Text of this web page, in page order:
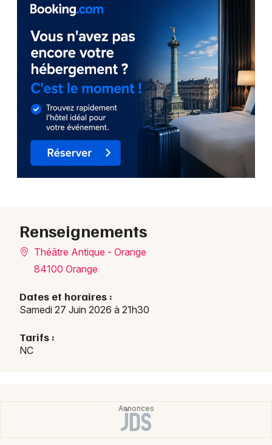
Concerts dans le Vaucluse
Concerts en Provence-Alpes-Côte-d'Azur
Newsletter des sorties
Artistes en tournée
Renseignements
Théâtre Antique - Orange
84100 Orange
Dates et horaires :
Samedi 27 Juin 2026 à 21h30
Tarifs :
NC